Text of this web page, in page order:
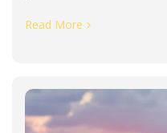
Read More